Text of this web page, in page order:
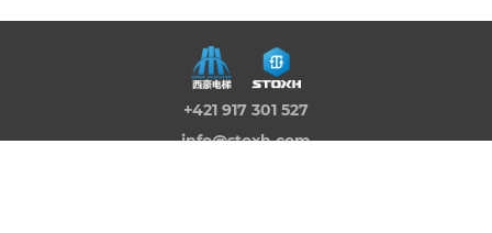
+421 917 301 527
info@stoxh.com